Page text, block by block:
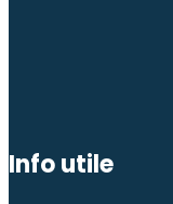
Info utile